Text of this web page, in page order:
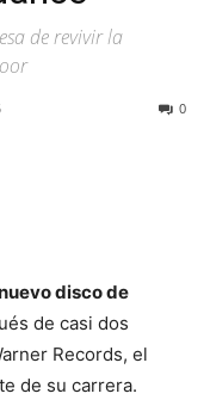
de revivir la
0
disco de
de casi dos
Records, el
de su carrera.